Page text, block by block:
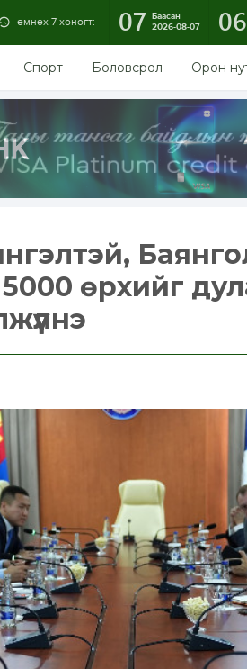
өмнөх 7 хоногт: 07 Баасан
2026-08-07
06
Спорт Боловсрол Орон
Баянгол
өрхийг